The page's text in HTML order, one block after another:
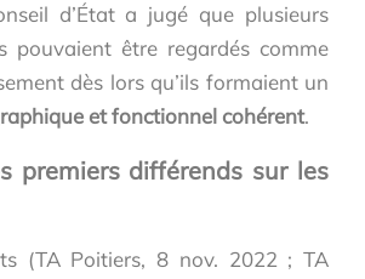
d’État a jugé que plusieurs
pouvaient être regardés comme
dès lors qu’ils formaient un
et fonctionnel cohérent.
premiers différends sur les
(TA Poitiers, 8 nov. 2022 ; TA